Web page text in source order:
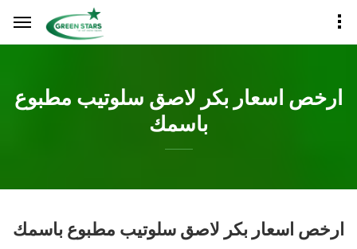
ارخص اسعار بكر لاصق سلوتيب مطبوع
باسمك
ارخص اسعار بكر لاصق سلوتيب مطبوع باسمك